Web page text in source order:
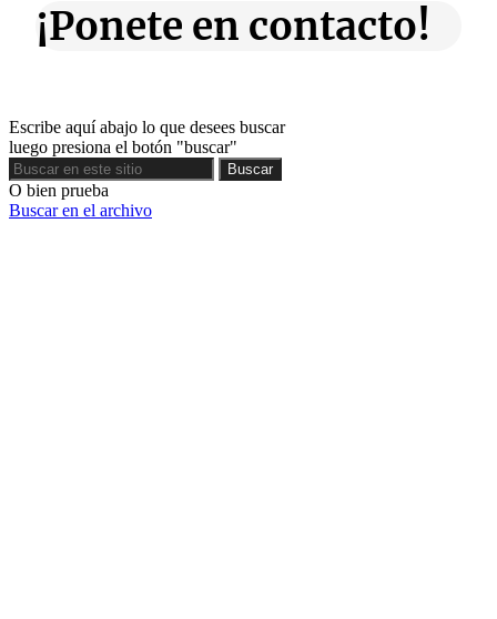
¡Ponete en contacto!
Escribe aquí abajo lo que desees buscar
luego presiona el botón "buscar"
Buscar
Buscar
O bien prueba
Buscar en el archivo